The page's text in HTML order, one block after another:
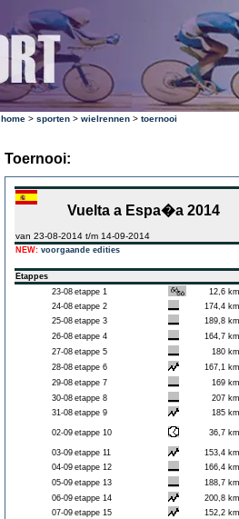
home > sporten > wielrennen > toernooi
Toernooi:
Vuelta a Espa�a 2014
van 23-08-2014 t/m 14-09-2014
NEW: voorgaande edities
Etappes
23-08 etappe 1
12,6 km
24-08 etappe 2
174,4 km
25-08 etappe 3
189,8 km
26-08 etappe 4
164,7 km
27-08 etappe 5
180 km
28-08 etappe 6
167,1 km
29-08 etappe 7
169 km
30-08 etappe 8
207 km
31-08 etappe 9 185 km
02-09 etappe 10 36,7 km
03-09 etappe 11
153,4 km
04-09 etappe 12
166,4 km
05-09 etappe 13
188,7 km
06-09 etappe 14
200,8 km
07-09 etappe 15
152,2 km